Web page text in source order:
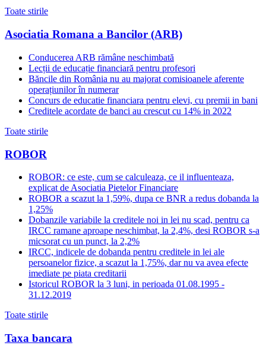
Toate stirile
Asociatia Romana a Bancilor (ARB)
Conducerea ARB rămâne neschimbată
Lecții de educație financiară pentru profesori
Băncile din România nu au majorat comisioanele aferente
operațiunilor în numerar
Concurs de educatie financiara pentru elevi, cu premii in bani
Creditele acordate de banci au crescut cu 14% in 2022
Toate stirile
ROBOR
ROBOR: ce este, cum se calculeaza, ce il influenteaza,
explicat de Asociatia Pietelor Financiare
ROBOR a scazut la 1,59%, dupa ce BNR a redus dobanda la
1,25%
Dobanzile variabile la creditele noi in lei nu scad, pentru ca
IRCC ramane aproape neschimbat, la 2,4%, desi ROBOR s-a
micsorat cu un punct, la 2,2%
IRCC, indicele de dobanda pentru creditele in lei ale
persoanelor fizice, a scazut la 1,75%, dar nu va avea efecte
imediate pe piata creditarii
Istoricul ROBOR la 3 luni, in perioada 01.08.1995 -
31.12.2019
Toate stirile
Taxa bancara